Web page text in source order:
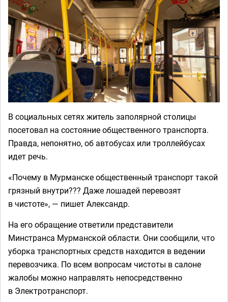
В социальных сетях житель заполярной столицы
посетовал на состояние общественного транспорта.
Правда, непонятно, об автобусах или троллейбусах
идет речь.
«Почему в Мурманске общественный транспорт такой
грязный внутри??? Даже лошадей перевозят
в чистоте», — пишет Александр.
На его обращение ответили представители
Минстранса Мурманской области. Они сообщили, что
уборка транспортных средств находится в ведении
перевозчика. По всем вопросам чистоты в салоне
жалобы можно направлять непосредственно
в Электротранспорт.